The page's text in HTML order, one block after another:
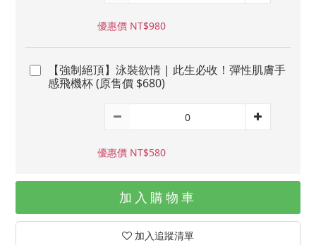
優惠價 NT$980
【強制絕頂】泳裝欲情 | 此生必收！彈性肌膚手
感飛機杯 (原售價 $680)
優惠價 NT$580
加入購物車
加入追蹤清單